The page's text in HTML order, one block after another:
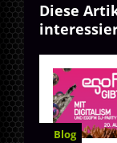
Diese
Blog